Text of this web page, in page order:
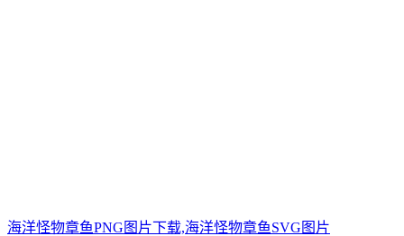
海洋怪物章鱼PNG图片下载,海洋怪物章鱼SVG图片